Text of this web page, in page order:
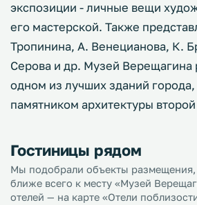
экспозиции - личные вещи
его мастерской. Также
Тропинина, А. Венецианова, К.
Серова и др. Музей Верещагина
одном из лучших зданий города,
памятником архитектуры
Гостиницы рядом
Мы подобрали объекты размещения,
ближе всего к месту «Музей
отелей — на карте «Отели